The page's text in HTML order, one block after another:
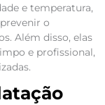
e temperatura,
o
Além disso, elas
e profissional,